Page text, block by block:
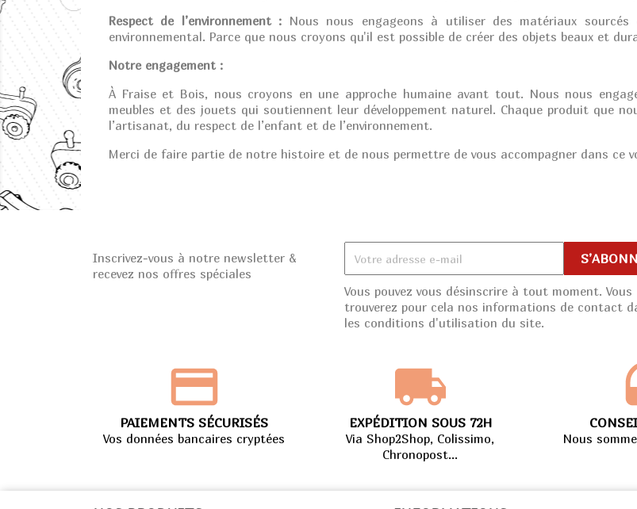
Respect de l’environnement : Nous nous engageons à utiliser des matériaux
environnemental. Parce que nous croyons qu'il est possible de créer des objets beaux et
Notre engagement :
À Fraise et Bois, nous croyons en une approche humaine avant tout. Nous nous
meubles et des jouets qui soutiennent leur développement naturel. Chaque produit que
l’artisanat, du respect de l’enfant et de l’environnement.
Merci de faire partie de notre histoire et de nous permettre de vous accompagner dans ce
Inscrivez-vous à notre newsletter &
recevez nos offres spéciales
Vous pouvez vous désinscrire à tout moment. Vous
trouverez pour cela nos informations de contact
les conditions d'utilisation du site.
PAIEMENTS SÉCURISÉS
Vos données bancaires cryptées
EXPÉDITION SOUS 72H
Via Shop2Shop, Colissimo,
Chronopost...
Nous